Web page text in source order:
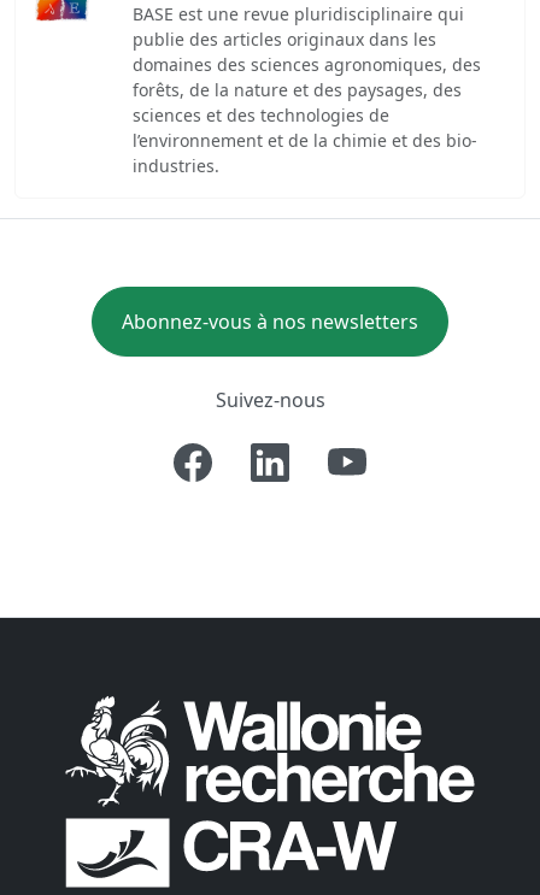
BASE est une revue pluridisciplinaire qui
publie des articles originaux dans les
domaines des sciences agronomiques, des
forêts, de la nature et des paysages, des
sciences et des technologies de
l’environnement et de la chimie et des bio-
industries.
Abonnez-vous à nos newsletters
Suivez-nous